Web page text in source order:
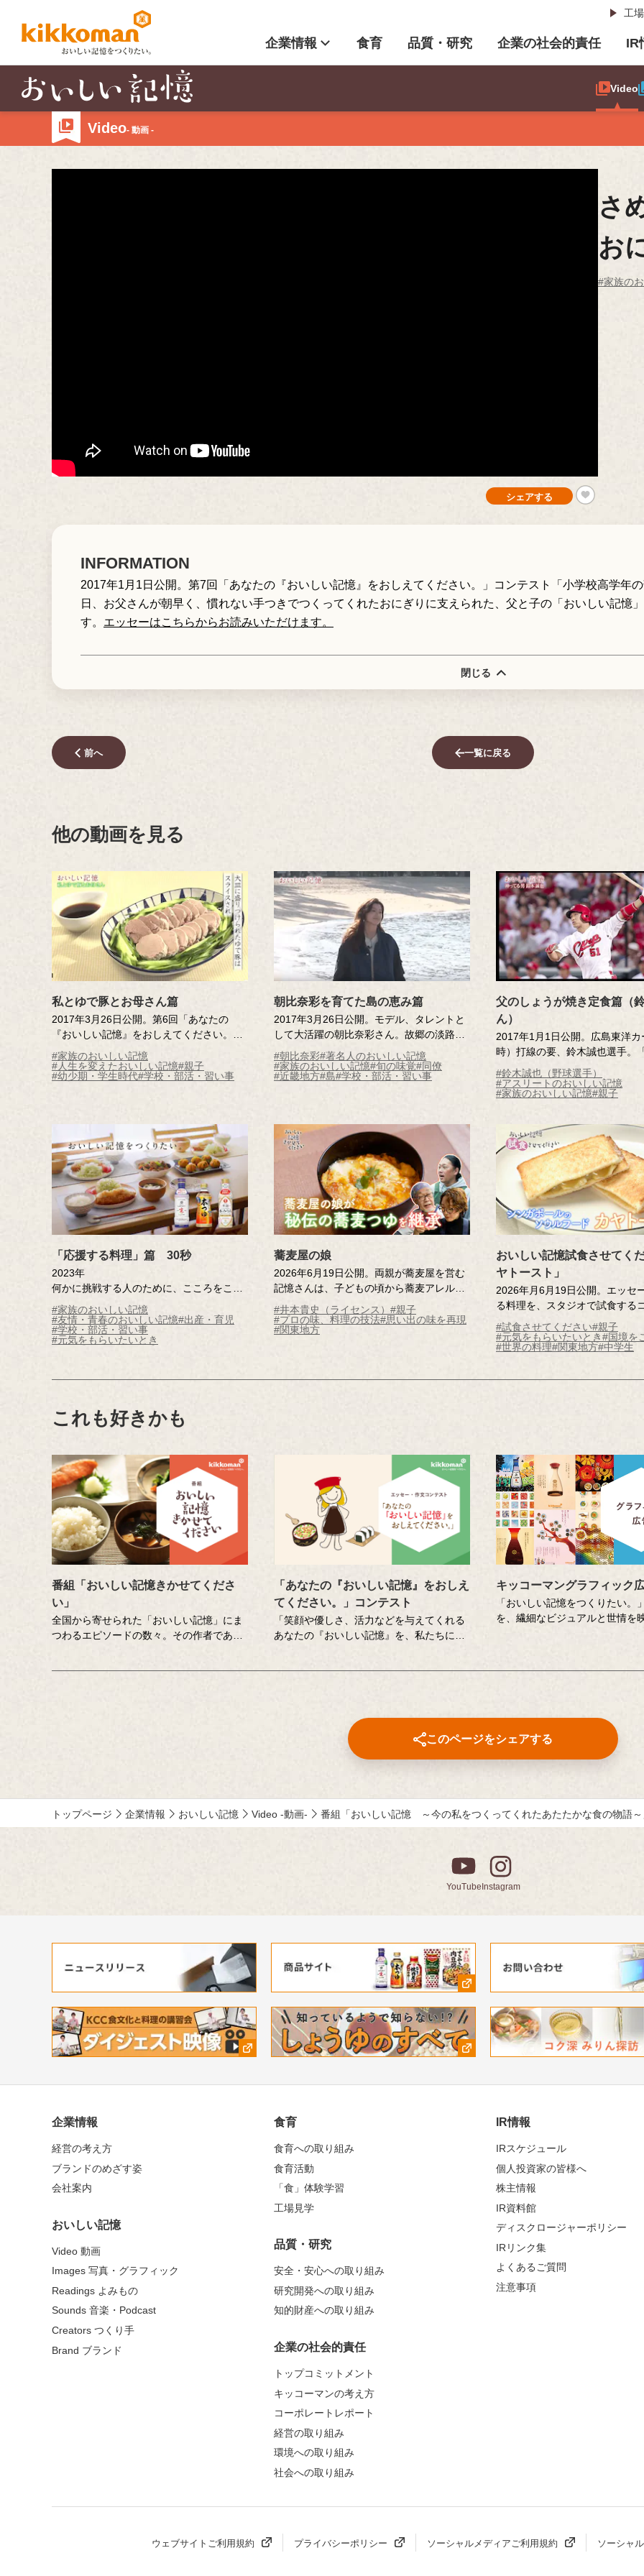
工
企業情報 食育 品質・研究 企業の社会的責任 IR
Video
Video- 動画 -
シェアする
さ
お
#家族の
INFORMATION
2017年1月1日公開。第7回「あなたの『おいしい記憶』をおしえてください。」コンテスト「小学校高学年
日、お父さんが朝早く、慣れない手つきでつくってくれたおにぎりに支えられた、父と子の「おいしい記憶
す。 エッセーはこちらからお読みいただけます。
閉じる
前へ 一覧に戻る
他の動画を見る
私とゆで豚とお母さん篇
2017年3月26日公開。第6回「あなたの
『おいしい記憶』をおしえてください。」
コンテスト「キッコーマン賞」受賞作品。
夕食の一品であったゆで豚が、ただおいし
いだけでなく、少女に幸せな気持ちをもた
#家族のおいしい記憶
#人生を変えたおいしい記憶#親子
#幼少期・学生時代#学校・部活・習い事
朝比奈彩を育てた島の恵み篇
2017年3月26日公開。モデル、タレントと
して大活躍の朝比奈彩さん。故郷の淡路島
で、朝比奈さんを育んでくれた「おいしい
記憶」をたどります。
#朝比奈彩#著名人のおいしい記憶
#家族のおいしい記憶#旬の味覚#同僚
#近畿地方#島#学校・部活・習い事
父のしょうが焼き定食篇（
ん）
2017年1月1日公開。広島東洋カ
時）打線の要、鈴木誠也選手。
男」の食の裏話に迫ります。
#鈴木誠也（野球選手）
#アスリートのおいしい記憶
#家族のおいしい記憶#親子
「応援する料理」篇 30秒
2023年
何かに挑戦する人のために、こころをこめ
て料理をつくる。
そんな料理の音には、料理をする人のここ
ろが伝わって「がんばれ！」の音が鳴る。
トントントンと包丁の音、ジューッと炒め
料理の音を一つひとつ、つないでみたら、
CMができあがりました。
みなさんの日常でも、料理の音に耳を澄ま
「がんばれ！」と「がんばる！」の間にい
つも、「おいしい記憶をつくりたい。」の
キッコーマンはいます。
#家族のおいしい記憶
#友情・青春のおいしい記憶#出産・育児
#学校・部活・習い事
#元気をもらいたいとき
蕎麦屋の娘
2026年6月19日公開。両親が蕎麦屋を営む
記憶さんは、子どもの頃から蕎麦アレルギ
ー。父の引退が近くなった今、蕎麦は食べ
られなくても「つゆ」の味を引き継ぎたい
という強い思いを持っています。老舗の蕎
親の合格をもらえるのか？
#井本貴史（ライセンス） #親子
#プロの味、料理の技法#思い出の味を再現
#関東地方
おいしい記憶試食させてく
ヤトースト」
2026年月6月19日公開。エッセ
る料理を、スタジオで試食する
小学生の記憶さんが、父の転勤
シンガポールで出会った「カヤ
ト」。日本に帰国後も、カヤト
れました。記憶さんを魅了する
#試食させてください#親子
#元気をもらいたいとき#国境を
#世界の料理#関東地方#中学生
これも好きかも
番組「おいしい記憶きかせてくださ
い」
全国から寄せられた「おいしい記憶」にま
つわるエピソードの数々。その作者である
「あなたの『おいしい記憶』をおしえ
てください。」コンテスト
「笑顔や優しさ、活力などを与えてくれる
あなたの『おいしい記憶』を、私たちにお
作品が寄せられています。少し前向きにな
れる、今が大切になる。そんな「おいしい
記憶」をつづった、歴代の受賞作品をご紹
キッコーマングラフィック
「おいしい記憶をつくりたい。
を、繊細なビジュアルと世情を
このページをシェアする
トップページ 企業情報 おいしい記憶 Video -動画- 番組「おいしい記憶 ～今の私をつくってくれたあたたかな食の物語
YouTube Instagram
企業情報
経営の考え方
ブランドのめざす姿
会社案内
おいしい記憶
Video 動画
Images 写真・グラフィック
Readings よみもの
Sounds 音楽・Podcast
Creators つくり手
Brand ブランド
食育
食育への取り組み
食育活動
「食」体験学習
工場見学
品質・研究
安全・安心への取り組み
研究開発への取り組み
知的財産への取り組み
企業の社会的責任
トップコミットメント
キッコーマンの考え方
コーポレートレポート
経営の取り組み
環境への取り組み
社会への取り組み
IR情報
IRスケジュール
個人投資家の皆様へ
株主情報
IR資料館
ディスクロージャーポリシー
IRリンク集
よくあるご質問
注意事項
ウェブサイトご利用規約 プライバシーポリシー ソーシャルメディアご利用規約 ソーシャ